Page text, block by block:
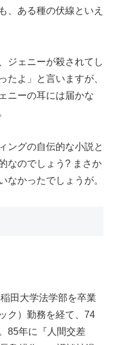
、ある種の伏線といえ
ジェニーが殺されてし
たよ」と言いますが、
ニーの耳には届かな
ングの自伝的な小説と
なのでしょう? まさか
なかったでしょうが。
田大学法学部を卒業
ク）勤務を経て、74
85年に『人間交差